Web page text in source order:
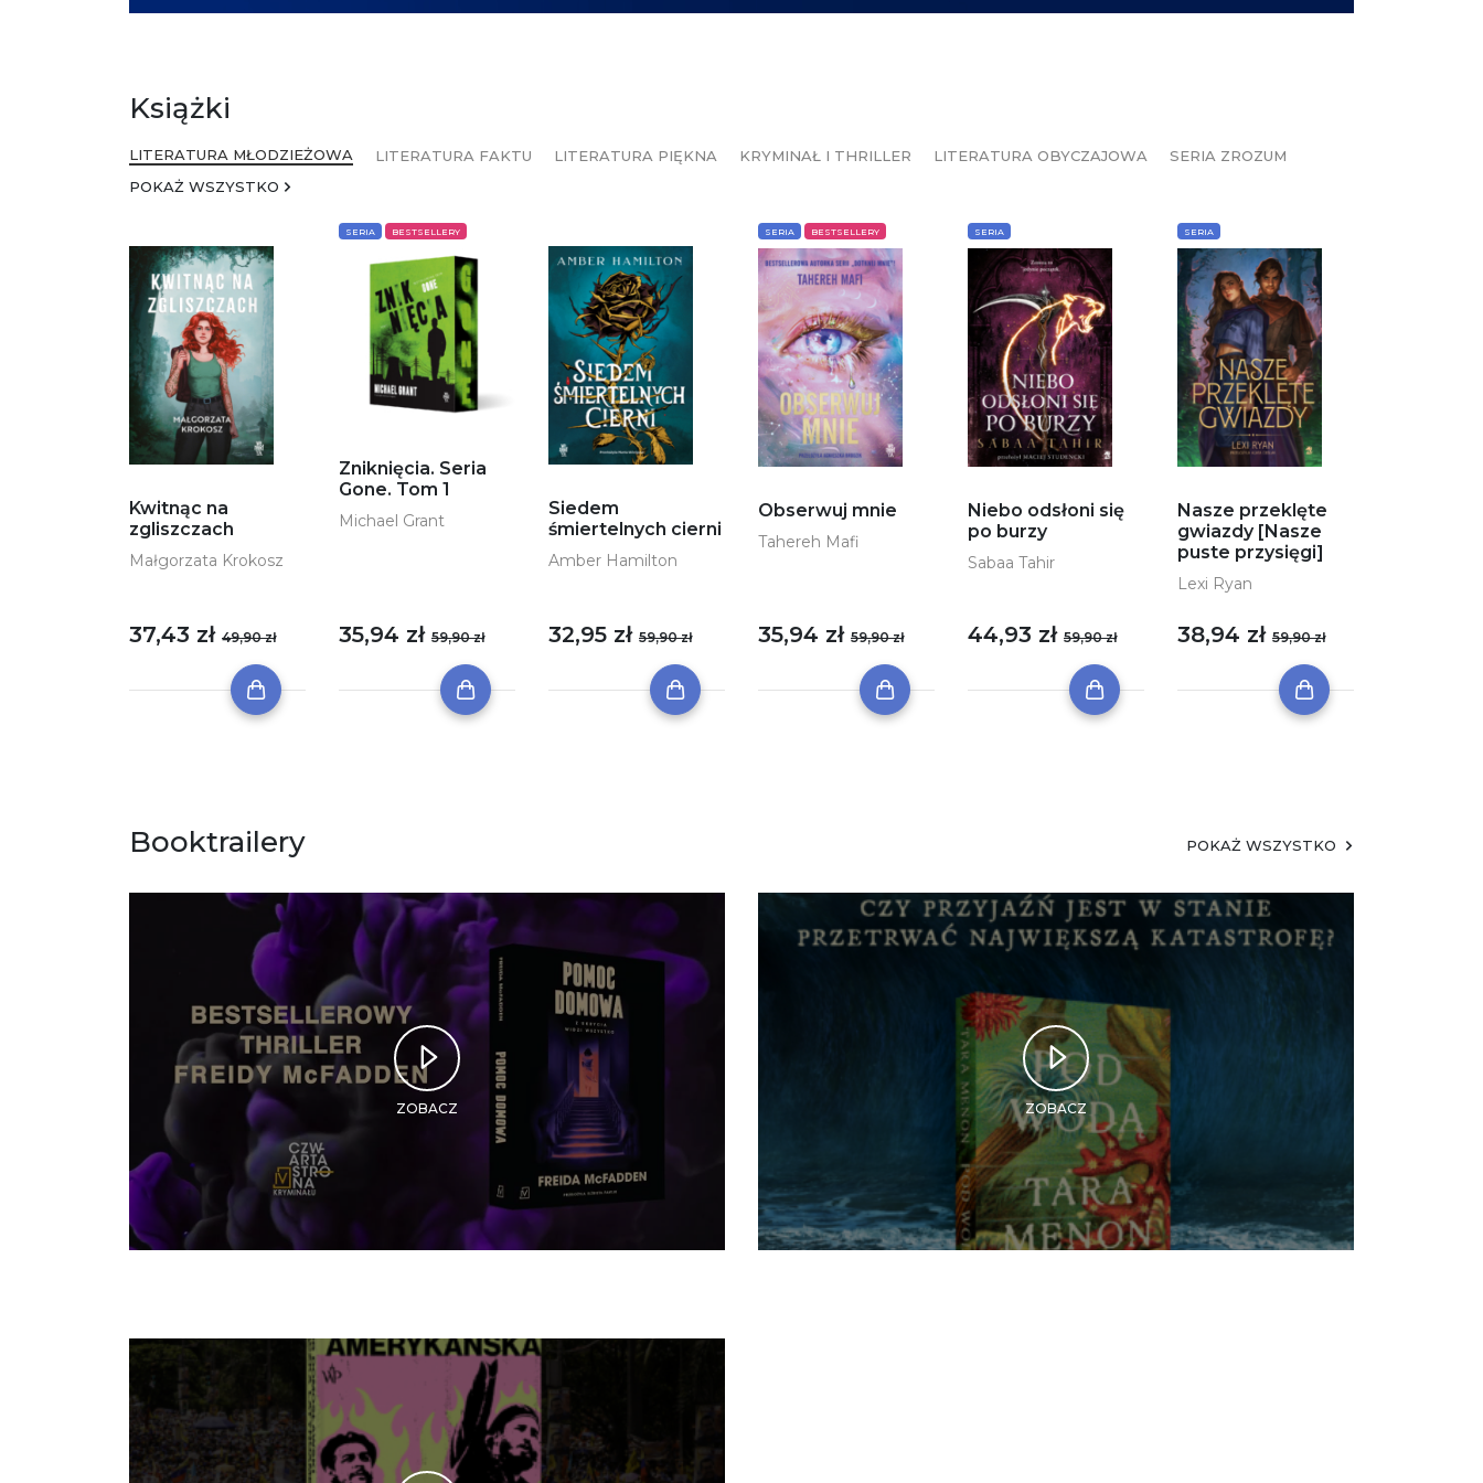
Książki
LITERATURA MŁODZIEŻOWA LITERATURA FAKTU LITERATURA PIĘKNA KRYMINAŁ I THRILLER LITERATURA OBYCZAJOWA
SERIA ZROZUM
POKAŻ WSZYSTKO
Kwitnąc na
zgliszczach
Małgorzata Krokosz
37,43 zł 49,90 zł
SERIA BESTSELLERY
Zniknięcia. Seria
Gone. Tom 1
Michael Grant
35,94 zł 59,90 zł
Siedem
śmiertelnych cierni
Amber Hamilton
32,95 zł 59,90 zł
SERIA BESTSELLERY
Obserwuj mnie
Tahereh Mafi
35,94 zł 59,90 zł
SERIA
Niebo odsłoni się
po burzy
Sabaa Tahir
44,93 zł 59,90 zł
SERIA
Nasze przeklęte
gwiazdy [Nasze
puste przysięgi]
Lexi Ryan
38,94 zł 59,90 zł
Booktrailery POKAŻ WSZYSTKO
ZOBACZ ZOBACZ